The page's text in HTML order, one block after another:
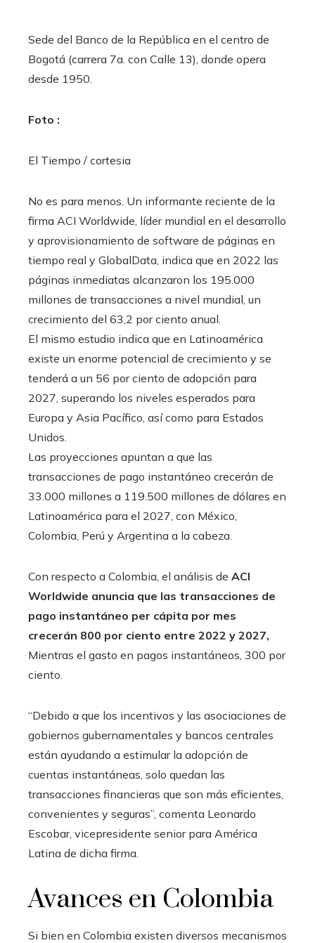
Sede del Banco de la República en el centro de
Bogotá (carrera 7a. con Calle 13), donde opera
desde 1950.
Foto :
El Tiempo / cortesia
No es para menos. Un informante reciente de la
firma ACI Worldwide, líder mundial en el desarrollo
y aprovisionamiento de software de páginas en
tiempo real y GlobalData, indica que en 2022 las
páginas inmediatas alcanzaron los 195.000
millones de transacciones a nivel mundial, un
crecimiento del 63,2 por ciento anual.
El mismo estudio indica que en Latinoamérica
existe un enorme potencial de crecimiento y se
tenderá a un 56 por ciento de adopción para
2027, superando los niveles esperados para
Europa y Asia Pacífico, así como para Estados
Unidos.
Las proyecciones apuntan a que las
transacciones de pago instantáneo crecerán de
33.000 millones a 119.500 millones de dólares en
Latinoamérica para el 2027, con México,
Colombia, Perú y Argentina a la cabeza.
Con respecto a Colombia, el análisis de ACI
Worldwide anuncia que las transacciones de
pago instantáneo per cápita por mes
crecerán 800 por ciento entre 2022 y 2027,
Mientras el gasto en pagos instantáneos, 300 por
ciento.
“Debido a que los incentivos y las asociaciones de
gobiernos gubernamentales y bancos centrales
están ayudando a estimular la adopción de
cuentas instantáneas, solo quedan las
transacciones financieras que son más eficientes,
convenientes y seguras”, comenta Leonardo
Escobar, vicepresidente senior para América
Latina de dicha firma.
Avances en Colombia
Si bien en Colombia existen diversos mecanismos